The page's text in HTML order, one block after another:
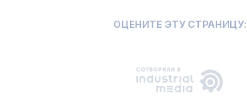
ОЦЕНИТЕ ЭТУ СТРАНИЦУ: